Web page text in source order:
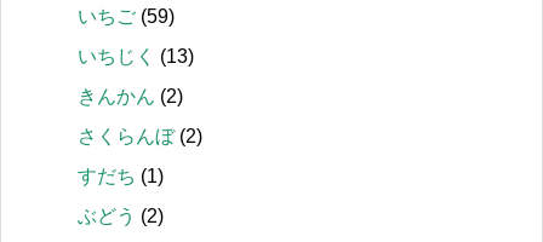
いちご (59)
いちじく
(13)
きんかん (2)
さくらんぼ(2)
すだち (1)
ぶどう (2)